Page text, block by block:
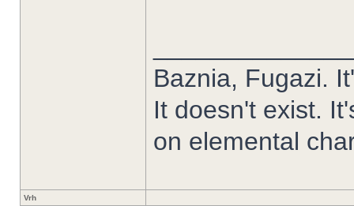
Baznia, Fugazi.
It doesn't exist.
on elemental
Vrh